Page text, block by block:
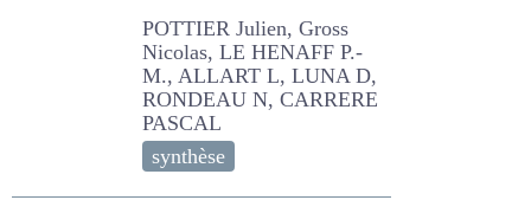
cas du Massif
central
POTTIER Julien, Gross
Nicolas, LE HENAFF P.-M.,
ALLART L, LUNA D,
RONDEAU N, CARRERE
PASCAL